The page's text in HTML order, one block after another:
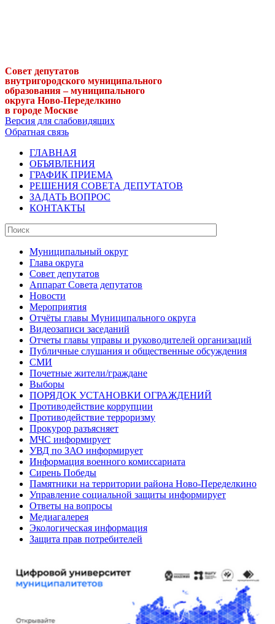
Совет депутатов
внутригородского муниципального
образования – муниципального
округа Ново-Переделкино
в городе Москве
Версия для слабовидящих
Обратная связь
ГЛАВНАЯ
ОБЪЯВЛЕНИЯ
ГРАФИК ПРИЕМА
РЕШЕНИЯ СОВЕТА ДЕПУТАТОВ
ЗАДАТЬ ВОПРОС
КОНТАКТЫ
Муниципальный округ
Глава округа
Совет депутатов
Аппарат Совета депутатов
Новости
Мероприятия
Отчёты главы Муниципального округа
Видеозаписи заседаний
Отчеты главы управы и руководителей организаций
Публичные слушания и общественные обсуждения
СМИ
Почетные жители/граждане
Выборы
ПОРЯДОК УСТАНОВКИ ОГРАЖДЕНИЙ
Противодействие коррупции
Противодействие терроризму
Прокурор разъясняет
МЧС информирует
УВД по ЗАО информирует
Информация военного комиссариата
Сирень Победы
Памятники на территории района Ново-Переделкино
Управление социальной защиты информирует
Ответы на вопросы
Медиагалерея
Экологическая информация
Защита прав потребителей